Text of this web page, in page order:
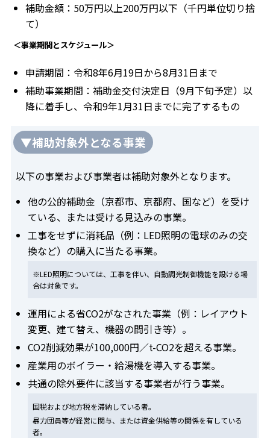
補助金額：50万円以上200万円以下（千円単位切り捨
て）
＜事業期間とスケジュール＞
申請期間：令和8年6月19日から8月31日まで
補助事業期間：補助金交付決定日（9月下旬予定）以
降に着手し、令和9年1月31日までに完了するもの
▼補助対象外となる事業
以下の事業および事業者は補助対象外となります。
他の公的補助金（京都市、京都府、国など）を受け
ている、または受ける見込みの事業。
工事をせずに消耗品（例：LED照明の電球のみの交
換など）の購入に当たる事業。
※LED照明については、工事を伴い、自動調光制御機能を設ける場
合は対象です。
運用による省CO2がなされた事業（例：レイアウト
変更、建て替え、機器の間引き等）。
CO2削減効果が100,000円／t-CO2を超える事業。
産業用のボイラー・給湯機を導入する事業。
共通の除外要件に該当する事業者が行う事業。
国税および地方税を滞納している者。
暴力団員等が経営に関与、または資金供給等の関係を有している
者。